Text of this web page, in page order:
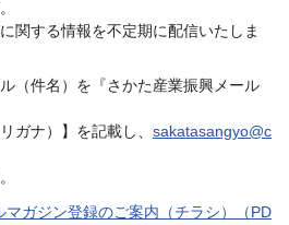
関する情報を不定期に配信いたしま
（件名）を『さかた産業振興メール
ガナ）】を記載し、 sakatasangyo@c
マガジン登録のご案内（チラシ）（PD